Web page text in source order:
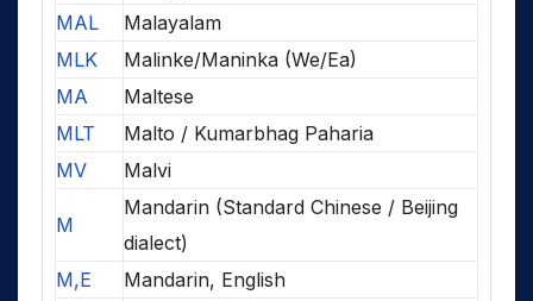
MAL
Malayalam
MLK
Malinke/Maninka (We/Ea)
MA
Maltese
MLT
Malto / Kumarbhag Paharia
MV
Malvi
M
Mandarin (Standard Chinese / Beijing
dialect)
M,E
Mandarin, English